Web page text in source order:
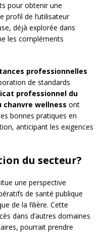
pour obtenir une
profil de l’utilisateur
déjà explorée dans
les compléments
professionnelles
de standards
professionnel du
chanvre wellness ont
bonnes pratiques en
anticipant les exigences
du secteur?
une perspective
de santé publique
de la filière. Cette
dans d’autres domaines
pourrait prendre